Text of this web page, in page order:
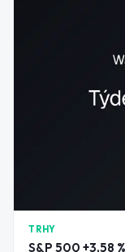
TRHY
S&P 500 +3,58